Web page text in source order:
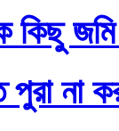
জমি
না